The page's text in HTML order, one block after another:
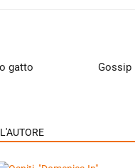
gatto
Gossip